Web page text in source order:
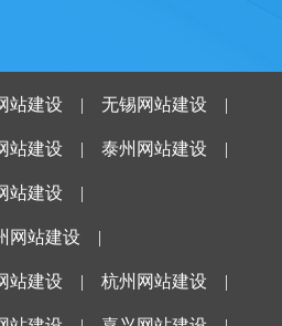
站建设 |无锡网站建设 |
站建设 |泰州网站建设 |
站建设 |
网站建设 |
站建设 |杭州网站建设 |